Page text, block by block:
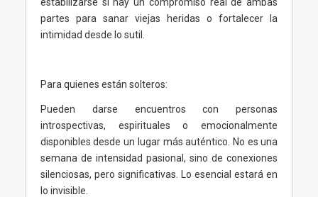
partes para sanar viejas heridas o fortalecer la
intimidad desde lo sutil.
Para quienes están solteros:
Pueden darse encuentros con personas
introspectivas, espirituales o emocionalmente
disponibles desde un lugar más auténtico. No es una
semana de intensidad pasional, sino de conexiones
silenciosas, pero significativas. Lo esencial estará en
lo invisible.